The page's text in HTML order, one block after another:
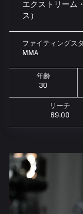
エクストリーム
ス）
ファイティングス
MMA
年齢
30
リーチ
69.00